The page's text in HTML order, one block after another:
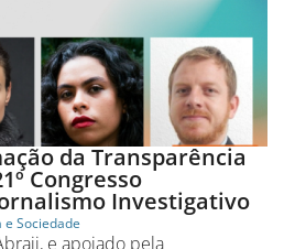
da Transparência
Congresso
Investigativo
Sociedade
e apoiado pela